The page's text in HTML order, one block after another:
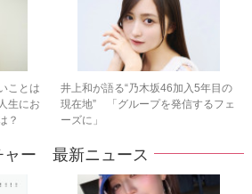
ことは
生にお
？
井上和が語る“乃木坂46加入5年目の
現在地” 「グループを発信するフェ
ーズに」
ャー 最新ニュース